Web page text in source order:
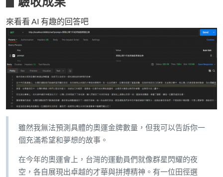
來看看 AI 有趣的回答吧
雖然我無法預測具體的奧運金牌數量，但我可以告訴你一
個充滿希望和夢想的故事。
在今年的奧運會上，台灣的運動員們就像群星閃耀的夜
空，各自展現出卓越的才華與拼搏精神。有一位田徑選